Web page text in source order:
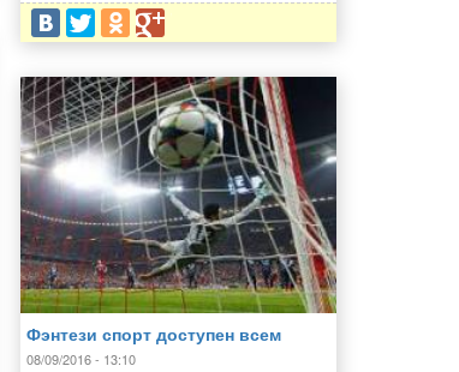
Фэнтези спорт доступен всем
08/09/2016 - 13:10